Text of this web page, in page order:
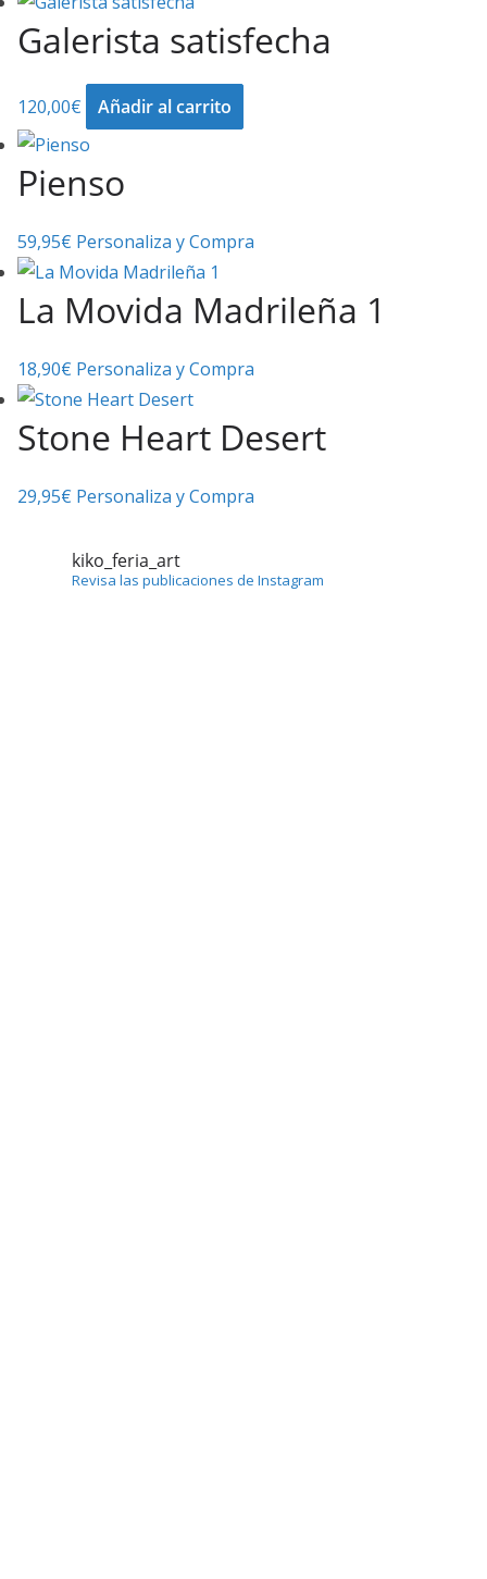
Galerista satisfecha
120,00€ Añadir al carrito
Pienso
59,95€ Personaliza y Compra
La Movida Madrileña 1
18,90€ Personaliza y Compra
Stone Heart Desert
29,95€ Personaliza y Compra
kiko_feria_art
Revisa las publicaciones de Instagram